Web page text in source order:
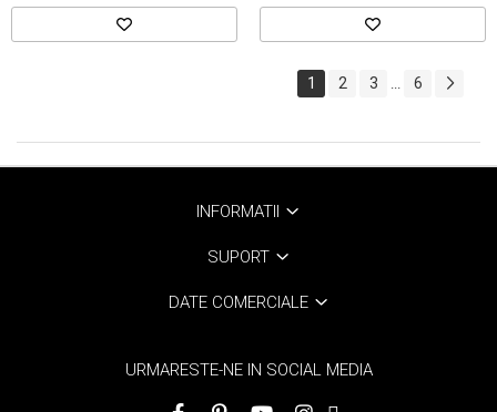
1 2 3 ... 6
INFORMATII
SUPORT
DATE COMERCIALE
URMARESTE-NE IN SOCIAL MEDIA